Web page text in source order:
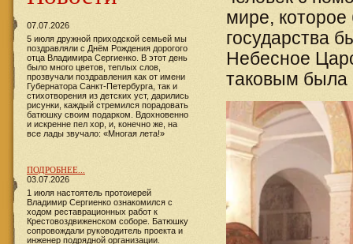
мире, которое
государства
Небесное
таковым была
07.07.2026
5 июля дружной приходской семьей мы
поздравляли с Днём Рождения дорогого
отца Владимира Сергиенко. В этот день
было много цветов, теплых слов,
прозвучали поздравления как от имени
Губернатора Санкт-Петербурга, так и
стихотворения из детских уст, дарились
рисунки, каждый стремился порадовать
батюшку своим подарком. Вдохновенно
и искренне пел хор, и, конечно же, на
все лады звучало: «Многая лета!»
ПОДРОБНЕЕ...
03.07.2026
1 июля настоятель протоиерей
Владимир Сергиенко ознакомился с
ходом реставрационных работ к
Крестовоздвиженском соборе. Батюшку
сопровождали руководитель проекта и
инженер подрядной организации.